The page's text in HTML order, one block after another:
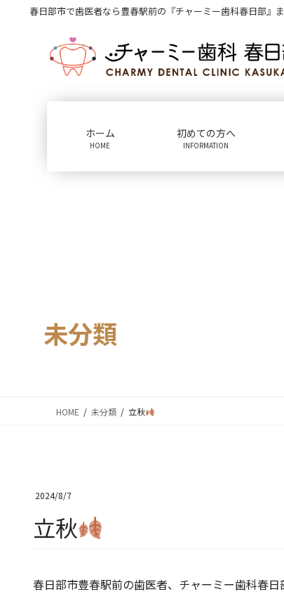
春日部市で歯医者なら豊春駅前の『チャーミー歯科春日部』
ホーム
HOME
初めての方へ
INFORMATION
未分類
HOME 未分類 立秋
2024/8/7
立秋
春日部市豊春駅前の歯医者、チャーミー歯科春日